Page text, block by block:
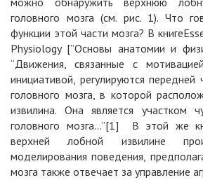
головного мозга (см. рис. 1). Что
функции этой части мозга? В книге
Physiology[”Основы анатомии и
“Движения, связанные с
инициативой, регулируются
головного мозга, в которой
извилина. Она является участком
головного мозга...”[1] В этой же
верхней лобной извилине
моделирования поведения,
мозга также отвечает за управление